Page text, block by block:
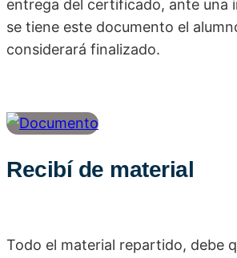
entrega del certificado, ante una
se tiene este documento el
considerará finalizado.
Recibí de material
Todo el material repartido, debe